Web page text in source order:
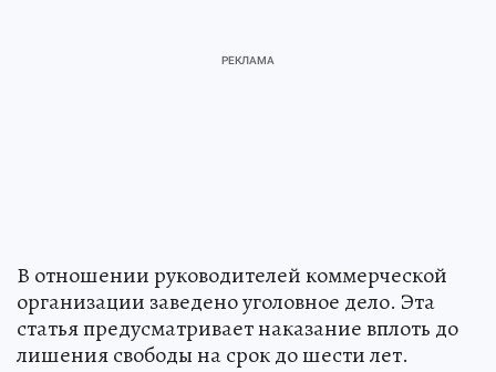
В отношении руководителей коммерческой
организации заведено уголовное дело. Эта
статья предусматривает наказание вплоть до
лишения свободы на срок до шести лет.